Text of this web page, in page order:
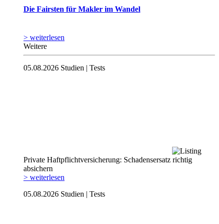
Die Fairsten für Makler im Wandel
> weiterlesen
Weitere
05.08.2026 Studien | Tests
Private Haftpflicht­versicherung: Schadensersatz richtig
absichern
> weiterlesen
05.08.2026 Studien | Tests